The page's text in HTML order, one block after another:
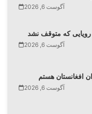
آگوست 6, 2026
رویایی که متوقف نشد
آگوست 6, 2026
افغانستان هستم
آگوست 6, 2026